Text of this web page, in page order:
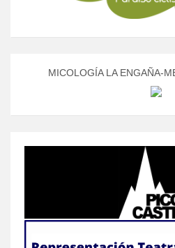
MICOLOGÍA LA ENGAÑA-